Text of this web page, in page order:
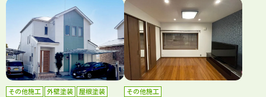
その他施工 外壁塗装
屋根塗装
その他施工